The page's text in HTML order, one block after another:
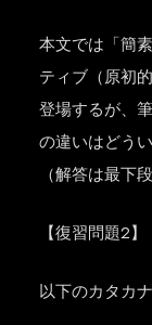
本文では「簡
ティブ（原初
登場するが、
の違いはどう
（解答は最下段
【復習問題2】
以下のカタカ